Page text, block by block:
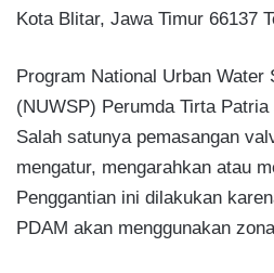
Kota Blitar, Jawa Timur 66137
Program National Urban Water
(NUWSP) Perumda Tirta
Salah satunya pemasangan
mengatur, mengarahkan atau
Penggantian ini dilakukan
PDAM akan menggunakan